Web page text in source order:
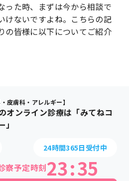
った時、まずは今から相談で
けないですよね。こちらの記
の皆様に以下についてご紹介
皮膚科・アレルギー】
オンライン診療は「みてねコ
24時間365日受付中
察予定時刻23:35